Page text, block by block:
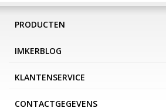
PRODUCTEN
IMKERBLOG
KLANTENSERVICE
CONTACTGEGEVENS